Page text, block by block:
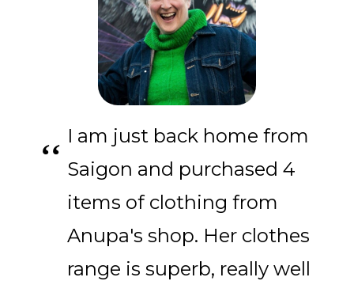
I am just back home from
Saigon and purchased 4
items of clothing from
Anupa's shop. Her clothes
range is superb, really well